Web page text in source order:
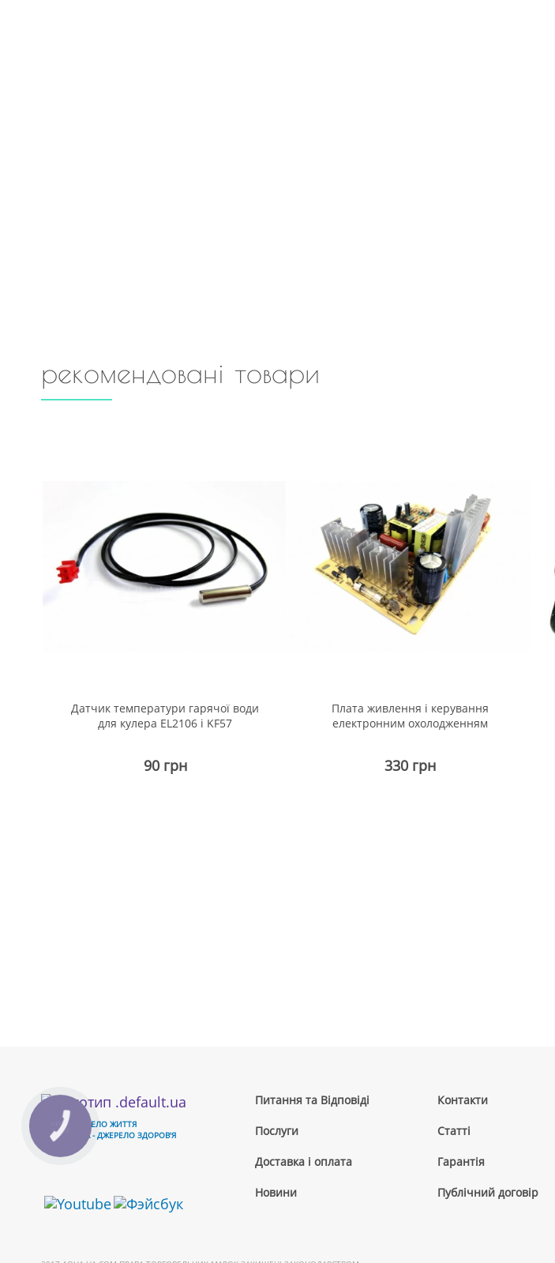
рекомендовані товари
Датчик температури гарячої води
для кулера EL2106 і KF57
90 грн
Плата живлення і керування
електронним охолодженням
330 грн
ВОДА - ДЖЕРЕЛО ЖИТТЯ
ЧИСТА ВОДА - ДЖЕРЕЛО ЗДОРОВ'Я
Питання та Відповіді
Послуги
Доставка і оплата
Новини
Контакти
Cтатті
Гарантія
Публічний договір